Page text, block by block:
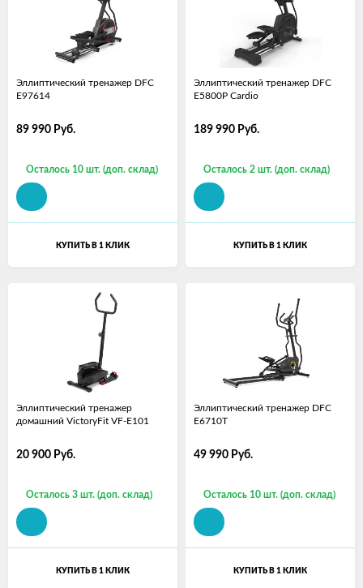
Эллиптический тренажер DFC
E97614
89 990 Руб.
Осталось 10 шт. (доп. склад)
КУПИТЬ В 1 КЛИК
Эллиптический тренажер DFC
E5800P Cardio
189 990 Руб.
Осталось 2 шт. (доп. склад)
КУПИТЬ В 1 КЛИК
Эллиптический тренажер
домашний VictoryFit VF-E101
20 900 Руб.
Осталось 3 шт. (доп. склад)
КУПИТЬ В 1 КЛИК
Эллиптический тренажер DFC
E6710T
49 990 Руб.
Осталось 10 шт. (доп. склад)
КУПИТЬ В 1 КЛИК